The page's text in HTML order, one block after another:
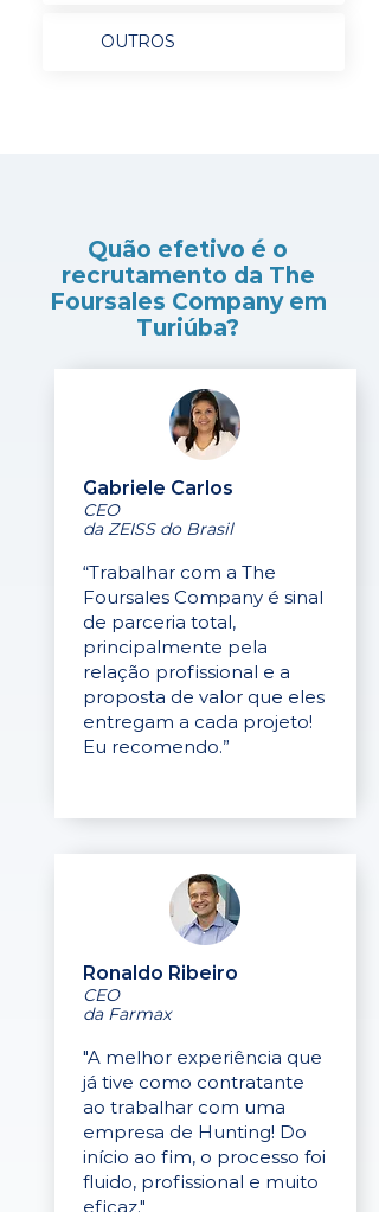
OUTROS
Quão efetivo é o
recrutamento da The
Foursales Company em
Turiúba?
Gabriele Carlos
CEO
da ZEISS do Brasil
“Trabalhar com a The
Foursales Company é sinal
de parceria total,
principalmente pela
relação profissional e a
proposta de valor que eles
entregam a cada projeto!
Eu recomendo.”
Ronaldo Ribeiro
CEO
da Farmax
"A melhor experiência que
já tive como contratante
ao trabalhar com uma
empresa de Hunting! Do
início ao fim, o processo foi
fluido, profissional e muito
eficaz."